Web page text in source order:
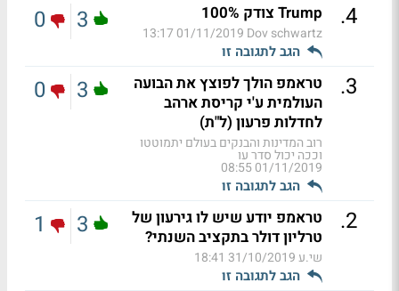
4
. Trump צודק 100%
Dov schwartz
01/11/2019 13:17
הגב לתגובה זו
3
0
3
.
טראמפ הולך לפוצץ את הבועה
העולמית ע'י קריסת ארהב
לחדלות פרעון (ל"ת)
רוב המדינות והבנקים בעולם יתמוטטו
וככה יכול סדר עו
01/11/2019 08:55
הגב לתגובה זו
3
0
2
.
טראמפ יודע שיש לו גירעון של
טרליון דולר בתקציב השנתי?
שי.ע31/10/2019 18:41
הגב לתגובה זו
3
1